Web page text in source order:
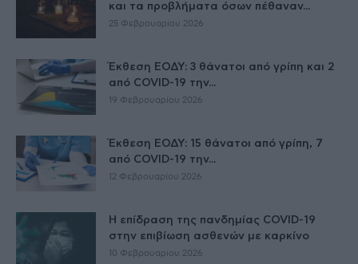
και τα προβλήματα όσων πέθαναν...
25 Φεβρουαρίου 2026
Έκθεση ΕΟΔΥ: 3 θάνατοι από γρίπη και 2
από COVID-19 την...
19 Φεβρουαρίου 2026
Έκθεση ΕΟΔΥ: 15 θάνατοι από γρίπη, 7
από COVID-19 την...
12 Φεβρουαρίου 2026
Η επίδραση της πανδημίας COVID-19
στην επιβίωση ασθενών με καρκίνο
10 Φεβρουαρίου 2026